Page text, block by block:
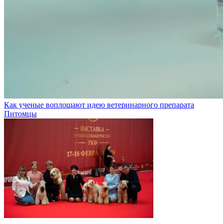
Как ученые воплощают идею ветеринарного препарата
Питомцы